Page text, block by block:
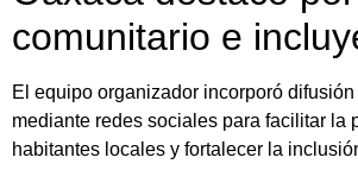
comunitario e
El equipo organizador incorporó
mediante redes sociales para facilitar la
habitantes locales y fortalecer la